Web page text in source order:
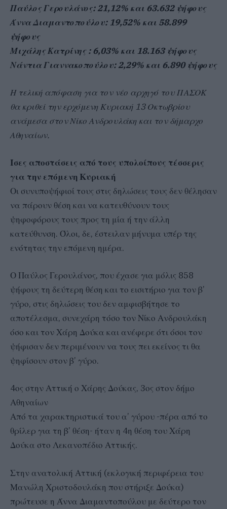
Παύλος Γερουλάνος: 21,12% και 63.632 ψήφους
Άννα Διαμαντοπούλου: 19,52% και 58.899
ψήφους
Μιχάλης Κατρίνης : 6,03% και 18.163 ψήφους
Νάντια Γιαννακοπούλου: 2,29% και 6.890 ψήφους
Η τελική απόφαση για τον νέο αρχηγό του ΠΑΣΟΚ
θα κριθεί την ερχόμενη Κυριακή 13 Οκτωβρίου
ανάμεσα στον Νίκο Ανδρουλάκη και τον δήμαρχο
Αθηναίων.
Ίσες αποστάσεις από τους υπολοίπους τέσσερις
για την επόμενη Κυριακή
Οι συνυποψήφιοί τους στις δηλώσεις τους δεν θέλησαν
να πάρουν θέση και να κατευθύνουν τους
ψηφοφόρους τους προς τη μία ή την άλλη
κατεύθυνση. Όλοι, δε, έστειλαν μήνυμα υπέρ της
ενότητας την επόμενη ημέρα.
Ο Παύλος Γερουλάνος, που έχασε για μόλις 858
ψήφους τη δεύτερη θέση και το εισιτήριο για τον β’
γύρο, στις δηλώσεις του δεν αμφισβήτησε το
αποτέλεσμα, συνεχάρη τόσο τον Νίκο Ανδρουλάκη
όσο και τον Χάρη Δούκα και ανέφερε ότι όσοι τον
ψήφισαν δεν περιμένουν να τους πει εκείνος τι θα
ψηφίσουν στον β’ γύρο.
4ος στην Αττική ο Χάρης Δούκας, 3ος στον δήμο
Αθηναίων
Από τα χαρακτηριστικά του α’ γύρου -πέρα από το
θρίλερ για τη β’ θέση- ήταν η 4η θέση του Χάρη
Δούκα στο Λεκανοπέδιο Αττικής.
Στην ανατολική Αττική (εκλογική περιφέρεια του
Μανώλη Χριστοδουλάκη που στήριξε Δούκα)
πρώτευσε η Άννα Διαμαντοπούλου με δεύτερο τον